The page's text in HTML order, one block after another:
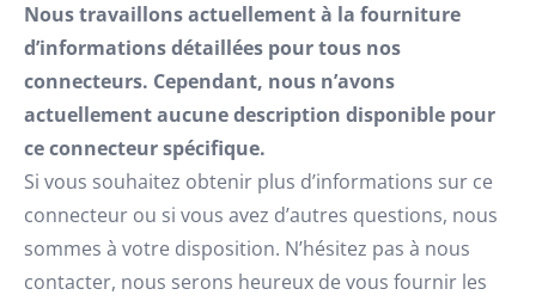
Nous travaillons actuellement à la fourniture
d’informations détaillées pour tous nos
connecteurs. Cependant, nous n’avons
actuellement aucune description disponible pour
ce connecteur spécifique.
Si vous souhaitez obtenir plus d’informations sur ce
connecteur ou si vous avez d’autres questions, nous
sommes à votre disposition. N’hésitez pas à nous
contacter, nous serons heureux de vous fournir les